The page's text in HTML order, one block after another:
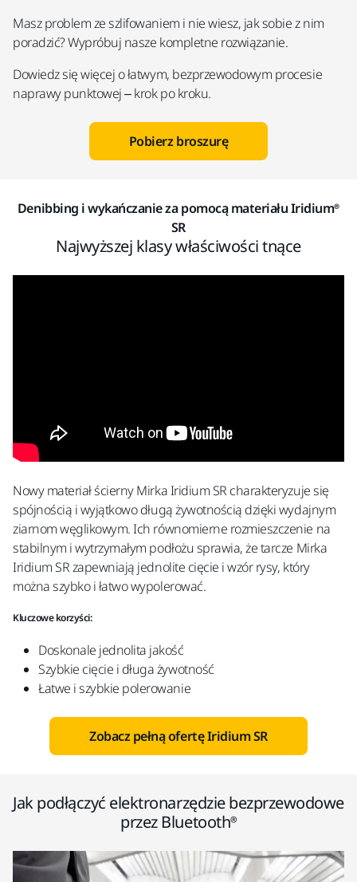
Masz problem ze szlifowaniem i nie wiesz, jak sobie z nim
poradzić? Wypróbuj nasze kompletne rozwiązanie.
Dowiedz się więcej o łatwym, bezprzewodowym procesie
naprawy punktowej – krok po kroku.
Pobierz broszurę
Denibbing i wykańczanie za pomocą materiału Iridium®
SR
Najwyższej klasy właściwości tnące
Nowy materiał ścierny Mirka Iridium SR charakteryzuje się
spójnością i wyjątkowo długą żywotnością dzięki wydajnym
ziarnom węglikowym. Ich równomierne rozmieszczenie na
stabilnym i wytrzymałym podłożu sprawia, że tarcze Mirka
Iridium SR zapewniają jednolite cięcie i wzór rysy, który
można szybko i łatwo wypolerować.
Kluczowe korzyści:
Doskonale jednolita jakość​
Szybkie cięcie i długa żywotność​
Łatwe i szybkie polerowanie
Zobacz pełną ofertę Iridium SR
Jak podłączyć elektronarzędzie bezprzewodowe
przez Bluetooth®